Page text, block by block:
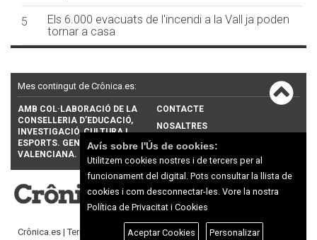
5
Els 6.000 evacuats de l'incendi a la Vall ja poden
tornar a casa
Mes contingut de Crônica.es:
AMB COL·LABORACIÓ DE LA
CONSELLERIA D’EDUCACIÓ,
INVESTIGACIÓ, CULTURA I
ESPORTS. GENERALITAT
VALENCIANA.
CONTACTE
NOSALTRES
PUBLICITAT
Crônica.es |Termes d'ús
Protecció de dades
Avís sobre l'Ús de cookies:
Utilitzem cookies nostres i de tercers per al
funcionament del digital. Pots consultar la llista de
cookies i com desconnectar-les. Vore la nostra
Política de Privacitat i Cookies
Aceptar Cookies Personalizar